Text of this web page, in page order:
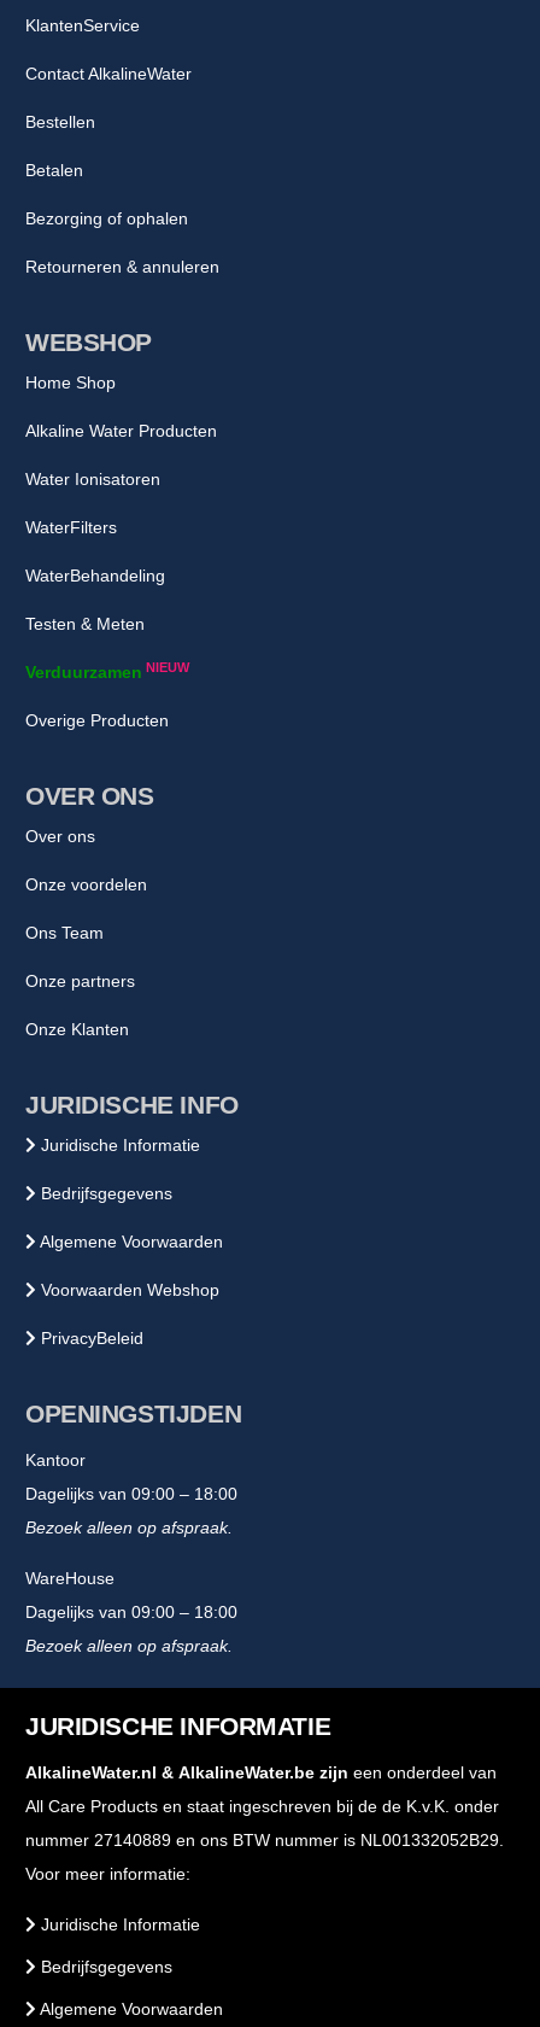
WEBSHOP
Home Shop
Alkaline Water Producten
Water Ionisatoren
WaterFilters
WaterBehandeling
Testen & Meten
Verduurzamen NIEUW
Overige Producten
OVER ONS
Over ons
Onze voordelen
Ons Team
Onze partners
Onze Klanten
JURIDISCHE INFO
Juridische Informatie
Bedrijfsgegevens
Algemene Voorwaarden
Voorwaarden Webshop
PrivacyBeleid
OPENINGSTIJDEN
Kantoor
Dagelijks van 09:00 – 18:00
Bezoek alleen op afspraak.
WareHouse
Dagelijks van 09:00 – 18:00
Bezoek alleen op afspraak.
KlantenService
Contact AlkalineWater
Bestellen
Betalen
Bezorging of ophalen
Retourneren & annuleren
JURIDISCHE INFORMATIE
AlkalineWater.nl & AlkalineWater.be zijn een onderdeel van
All Care Products en staat ingeschreven bij de de K.v.K. onder
nummer 27140889 en ons BTW nummer is NL001332052B29.
Voor meer informatie:
Juridische Informatie
Bedrijfsgegevens
Algemene Voorwaarden